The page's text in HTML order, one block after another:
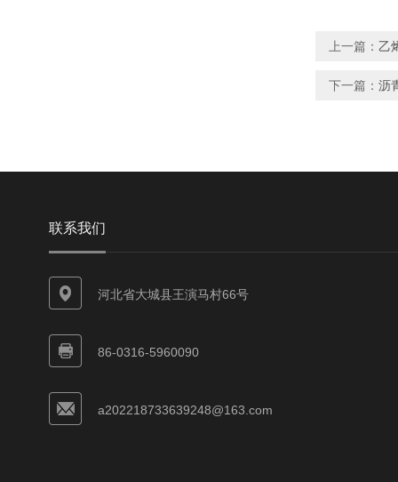
上一篇： 乙
下一篇： 沥
联系我们
河北省大城县王演马村66号
86-0316-5960090
a202218733639248@163.com